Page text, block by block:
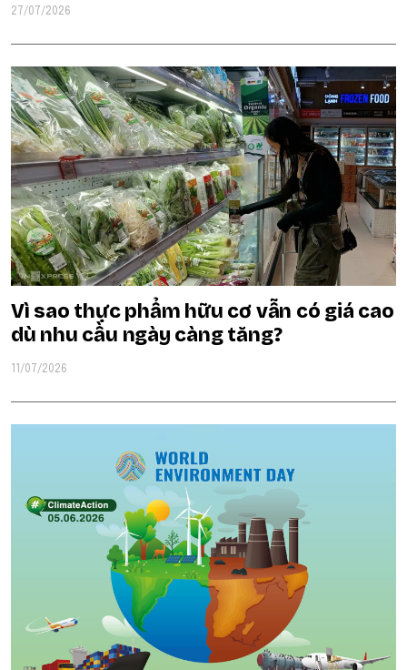
27/07/2026
Vì sao thực phẩm hữu cơ vẫn có giá cao
dù nhu cầu ngày càng tăng?
11/07/2026